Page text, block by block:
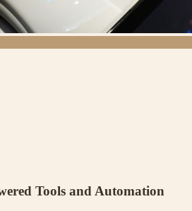
Tools and Automation